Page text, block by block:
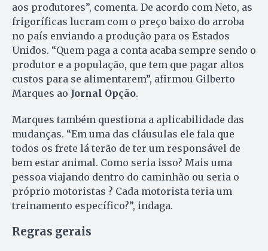
aos produtores”, comenta. De acordo com Neto, as
frigoríficas lucram com o preço baixo do arroba
no país enviando a produção para os Estados
Unidos. “Quem paga a conta acaba sempre sendo o
produtor e a população, que tem que pagar altos
custos para se alimentarem”, afirmou Gilberto
Marques ao Jornal Opção.
Marques também questiona a aplicabilidade das
mudanças. “Em uma das cláusulas ele fala que
todos os frete lá terão de ter um responsável de
bem estar animal. Como seria isso? Mais uma
pessoa viajando dentro do caminhão ou seria o
próprio motoristas ? Cada motorista teria um
treinamento específico?”, indaga.
Regras gerais